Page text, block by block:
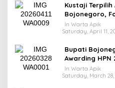
​Kustaji Terpilih
Bojonegoro,
UKW Anggota
In Warta Apik
Saturday, April 11,
Bupati
Awarding HPN
Tingkatkan
In Warta Apik
Saturday, March 28,